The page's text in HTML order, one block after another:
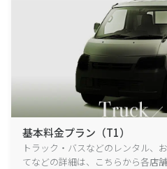
基本料金プラン（T1）
トラック・バスなどのレンタル、
てなどの詳細は、こちらから各店